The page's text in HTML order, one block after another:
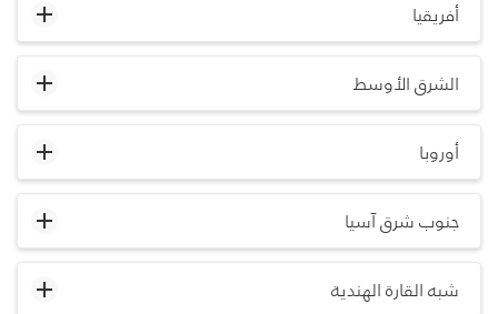
أفريقيا
الشرق الأوسط
أوروبا
جنوب شرق آسيا
شبه القارة الهندية